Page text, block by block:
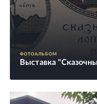
ФОТОАЛЬБОМ
Выставка